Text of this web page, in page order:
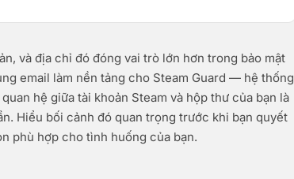
và địa chỉ đó đóng vai trò lớn hơn trong bảo mật
email làm nền tảng cho Steam Guard — hệ thống
hệ giữa tài khoản Steam và hộp thư của bạn là
Hiểu bối cảnh đó quan trọng trước khi bạn quyết
phù hợp cho tình huống của bạn.